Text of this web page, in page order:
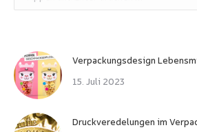
Verpackungsdesign
15. Juli 2023
Druckveredelungen im